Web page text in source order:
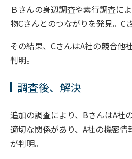
Ｂさんの身辺調査や素行調査に
物Cさんとのつながりを発見。C
その結果、CさんはA社の競合他
判明。
調査後、解決
追加の調査により、BさんはA社
適切な関係があり、A社の機密情
が判明。